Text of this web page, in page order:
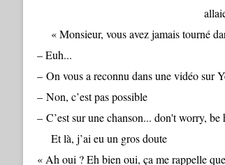
« Monsieur, vous avez jamais tourné
– Euh...
– On vous a reconnu dans une vidéo sur
– Non, c’est pas possible
– C’est sur une chanson... don't worry, be
Et là, j’ai eu un gros doute
« Ah oui ? Eh bien oui, ça me rappelle